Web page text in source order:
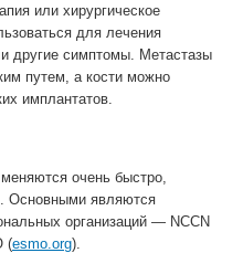
или хирургическое
для лечения
другие симптомы. Метастазы
путем, а кости можно
имплантатов.
очень быстро,
Основными являются
организаций — NCCN
(esmo.org).